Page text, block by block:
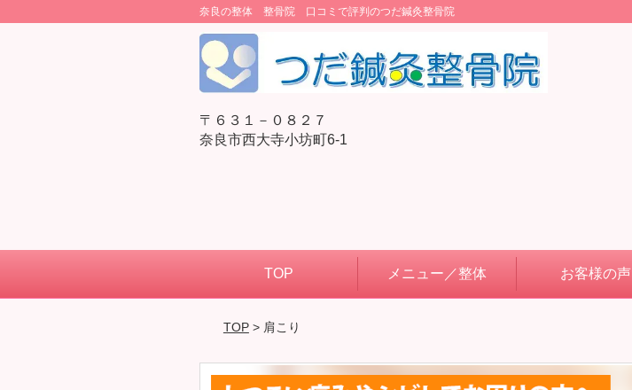
奈良の整体 整骨院 口コミで評判のつだ鍼灸整骨院
〒６３１－０８２７
奈良市西大寺小坊町6-1
TOP メニュー／整体 お客様の声
TOP> 肩こり